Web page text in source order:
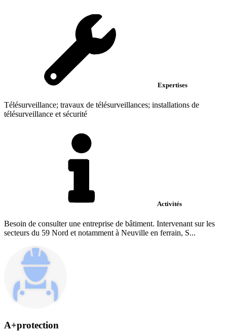
Expertises
Télésurveillance; travaux de télésurveillances; installations de
télésurveillance et sécurité
Activités
Besoin de consulter une entreprise de bâtiment. Intervenant sur les
secteurs du 59 Nord et notamment à Neuville en ferrain, S...
A+protection